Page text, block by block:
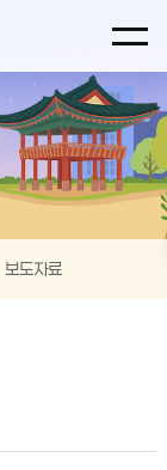
보도자료